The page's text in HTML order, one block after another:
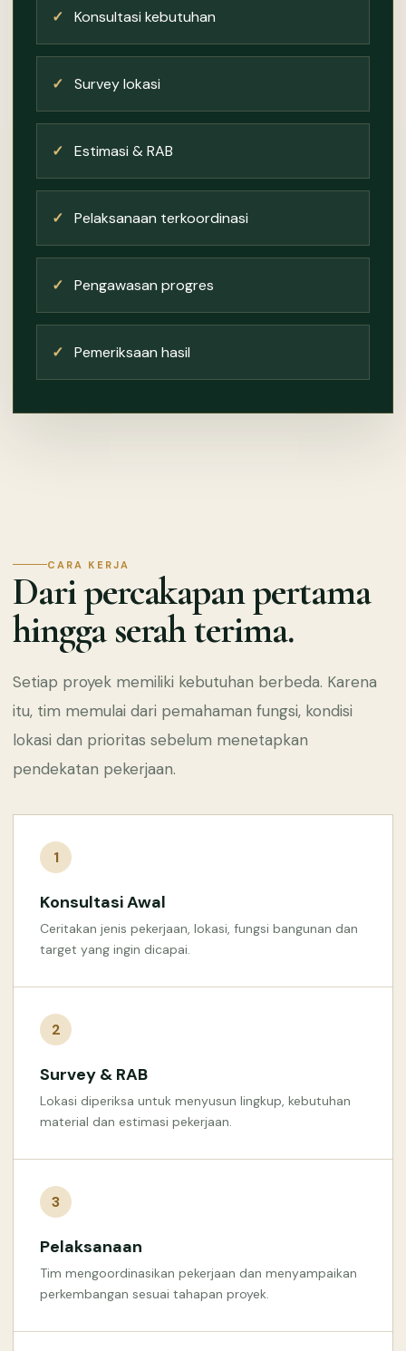
✓ Konsultasi kebutuhan
✓ Survey lokasi
✓ Estimasi & RAB
✓ Pelaksanaan terkoordinasi
✓ Pengawasan progres
✓ Pemeriksaan hasil
CARA KERJA
Dari percakapan pertama
hingga serah terima.
Setiap proyek memiliki kebutuhan berbeda. Karena
itu, tim memulai dari pemahaman fungsi, kondisi
lokasi dan prioritas sebelum menetapkan
pendekatan pekerjaan.
1
Konsultasi Awal
Ceritakan jenis pekerjaan, lokasi, fungsi bangunan dan
target yang ingin dicapai.
2
Survey & RAB
Lokasi diperiksa untuk menyusun lingkup, kebutuhan
material dan estimasi pekerjaan.
3
Pelaksanaan
Tim mengoordinasikan pekerjaan dan menyampaikan
perkembangan sesuai tahapan proyek.